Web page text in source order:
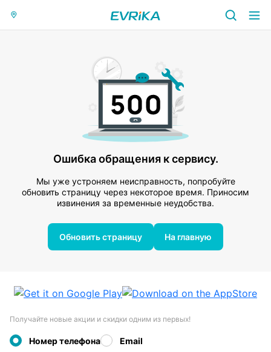
Ошибка обращения к сервису.
Мы уже устроняем неисправность, попробуйте
обновить страницу через некоторое время. Приносим
извинения за временные неудобства.
Обновить страницу На главную
Получайте новые акции и скидки одним из первых!
Номер телефона Email